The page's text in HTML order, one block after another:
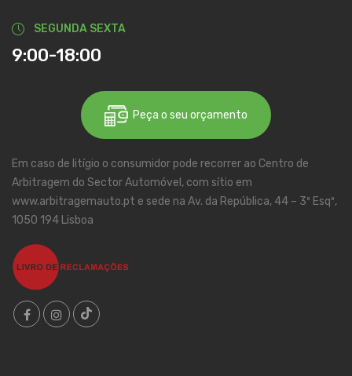
SEGUNDA SEXTA
9:00-18:00
Peça o seu orçamento
Em caso de litígio o consumidor pode recorrer ao Centro de
Arbitragem do Sector Automóvel, com sítio em
www.arbitragemauto.pt e sede na Av. da República, 44 – 3º Esqº,
1050 194 Lisboa